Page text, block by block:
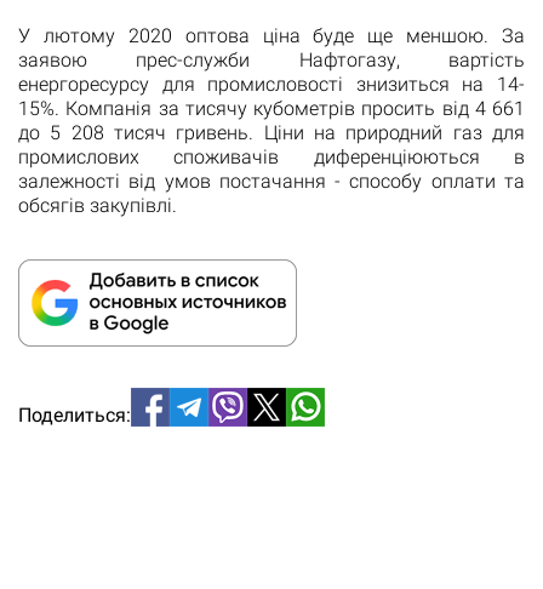
У лютому 2020 оптова ціна буде ще меншою. За
заявою прес-служби Нафтогазу, вартість
енергоресурсу для промисловості знизиться на 14-
15%. Компанія за тисячу кубометрів просить від 4 661
до 5 208 тисяч гривень. Ціни на природний газ для
промислових споживачів диференціюються в
залежності від умов постачання - способу оплати та
обсягів закупівлі.
Поделиться: